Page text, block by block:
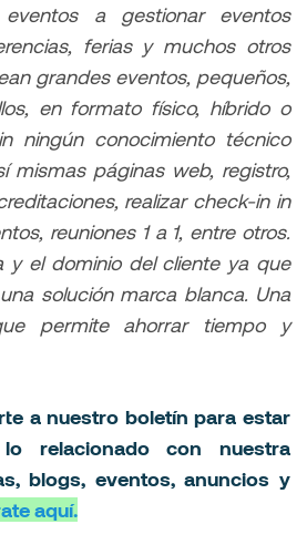
eventos a gestionar eventos
ferias y muchos otros
grandes eventos, pequeños,
en formato físico, híbrido o
ningún conocimiento técnico
mismas páginas web, registro,
realizar check-in in
reuniones 1 a 1, entre otros.
y el dominio del cliente ya que
solución marca blanca. Una
permite ahorrar tiempo y
a nuestro boletín para estar
relacionado con nuestra
blogs, eventos, anuncios y
aquí.